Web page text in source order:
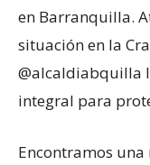
en Barranquilla.
situación en la
@alcaldiabquilla
integral para
Encontramos